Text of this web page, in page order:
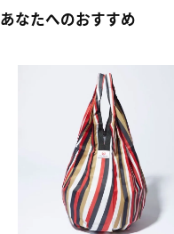
あなたへのおすすめ